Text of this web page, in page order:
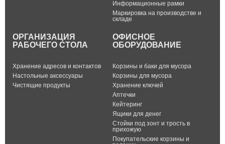
Информационные рамки
Маркировка на производстве и
складе
ОРГАНИЗАЦИЯ
РАБОЧЕГО СТОЛА
Хранение адресов и контактов
Настольные аксессуары
Чистящие продукты
ОФИСНОЕ
ОБОРУДОВАНИЕ
Корзины и баки для мусора
Корзины для мусора
Хранение ключей
Аптечки
Кейтеринг
Ящики для денег
Стойки под зонт и трость в
прихожую
Покупательские корзины и